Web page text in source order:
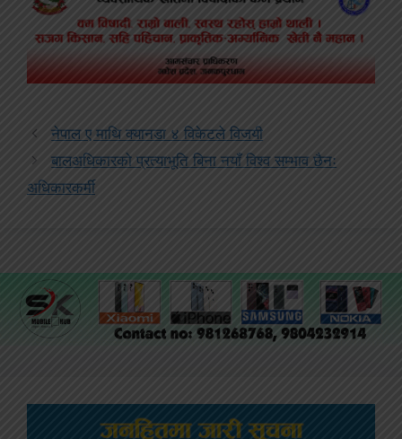
नेपाल ए माथि क्यानडा ४ विकेटले विजयी
बालअधिकारको प्रत्याभूति बिना नयाँ विश्व सम्भाव छैनः
अधिकारकर्मी